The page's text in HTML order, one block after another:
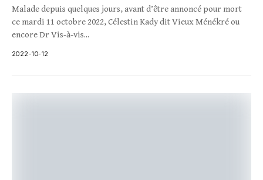
Malade depuis quelques jours, avant d’être annoncé pour mort
ce mardi 11 octobre 2022, Célestin Kady dit Vieux Ménékré ou
encore Dr Vis-à-vis...
2022-10-12